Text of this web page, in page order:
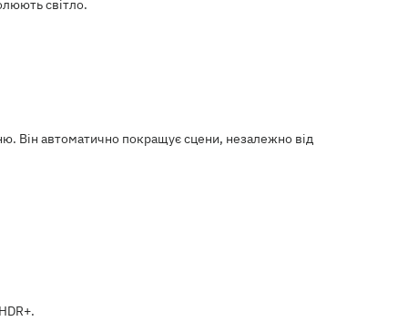
світло.
Він автоматично покращує сцени, незалежно від